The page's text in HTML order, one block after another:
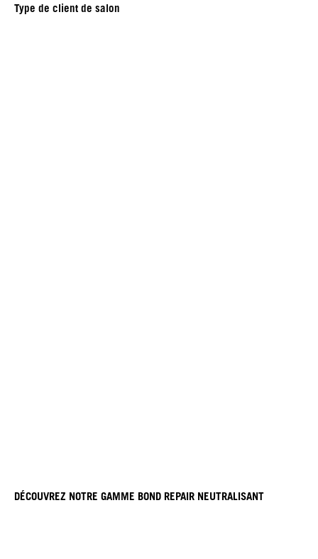
Type de client de salon
DÉCOUVREZ NOTRE GAMME BOND REPAIR NEUTRALISANT